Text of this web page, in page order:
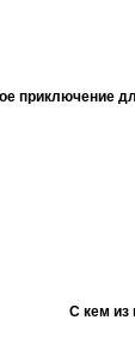
приключение
С кем из